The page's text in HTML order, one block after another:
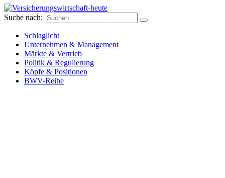
Versicherungswirtschaft-heute
Suche nach:
Schlaglicht
Unternehmen & Management
Märkte & Vertrieb
Politik & Regulierung
Köpfe & Positionen
BWV-Reihe